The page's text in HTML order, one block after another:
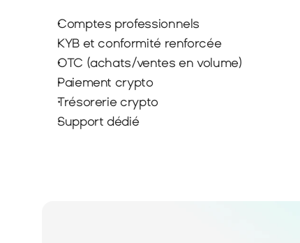
Comptes professionnels
KYB et conformité renforcée
OTC (achats/ventes en volume)
Paiement crypto
Trésorerie crypto
Support dédié